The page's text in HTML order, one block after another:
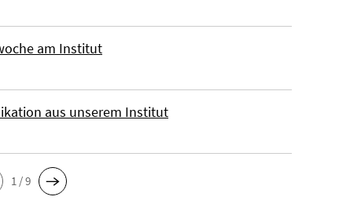
am Institut
aus unserem Institut
1 / 9